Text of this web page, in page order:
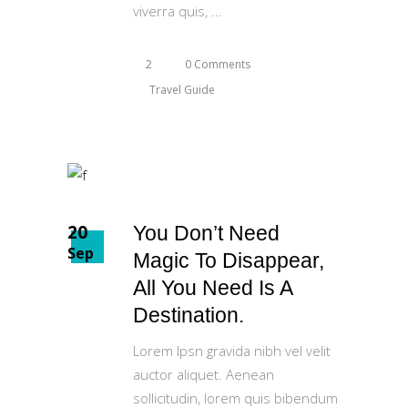
viverra quis,
2
0 Comments
Travel Guide
20
Sep
You Don’t Need
Magic To Disappear,
All You Need Is A
Destination.
Lorem Ipsn gravida nibh vel velit
auctor aliquet. Aenean
sollicitudin, lorem quis bibendum